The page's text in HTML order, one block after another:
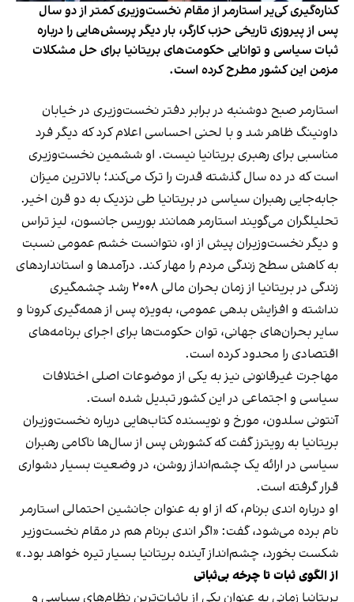
کناره‌گیری کی‌یر استارمر از مقام نخست‌وزیری کمتر از دو سال
پس از پیروزی تاریخی حزب کارگر، بار دیگر پرسش‌هایی را درباره
ثبات سیاسی و توانایی حکومت‌های بریتانیا برای حل مشکلات
مزمن این کشور مطرح کرده است.
استارمر صبح دوشنبه در برابر دفتر نخست‌وزیری در خیابان
داونینگ ظاهر شد و با لحنی احساسی اعلام کرد که دیگر فرد
مناسبی برای رهبری بریتانیا نیست. او ششمین نخست‌وزیری
است که در ده سال گذشته قدرت را ترک می‌کند؛ بالاترین میزان
جابه‌جایی رهبران سیاسی در بریتانیا طی نزدیک به دو قرن اخیر.
تحلیلگران می‌گویند استارمر همانند بوریس جانسون، لیز تراس
و دیگر نخست‌وزیران پیش از او، نتوانست خشم عمومی نسبت
به کاهش سطح زندگی مردم را مهار کند. درآمدها و استانداردهای
زندگی در بریتانیا از زمان بحران مالی ۲۰۰۸ رشد چشمگیری
نداشته و افزایش بدهی عمومی، به‌ویژه پس از همه‌گیری کرونا و
سایر بحران‌های جهانی، توان حکومت‌ها برای اجرای برنامه‌های
اقتصادی را محدود کرده است.
مهاجرت غیرقانونی نیز به یکی از موضوعات اصلی اختلافات
سیاسی و اجتماعی در این کشور تبدیل شده است.
آنتونی سلدون، مورخ و نویسنده کتاب‌هایی درباره نخست‌وزیران
بریتانیا به رویترز گفت که کشورش پس از سال‌ها ناکامی رهبران
سیاسی در ارائه یک چشم‌انداز روشن، در وضعیت بسیار دشواری
قرار گرفته است.
او درباره اندی برنام، که از او به عنوان جانشین احتمالی استارمر
نام برده می‌شود، گفت: «اگر اندی برنام هم در مقام نخست‌وزیر
شکست بخورد، چشم‌انداز آینده بریتانیا بسیار تیره خواهد بود.»
از الگوی ثبات تا چرخه بی‌ثباتی
بریتانیا زمانی به عنوان یکی از باثبات‌ترین نظام‌های سیاسی و